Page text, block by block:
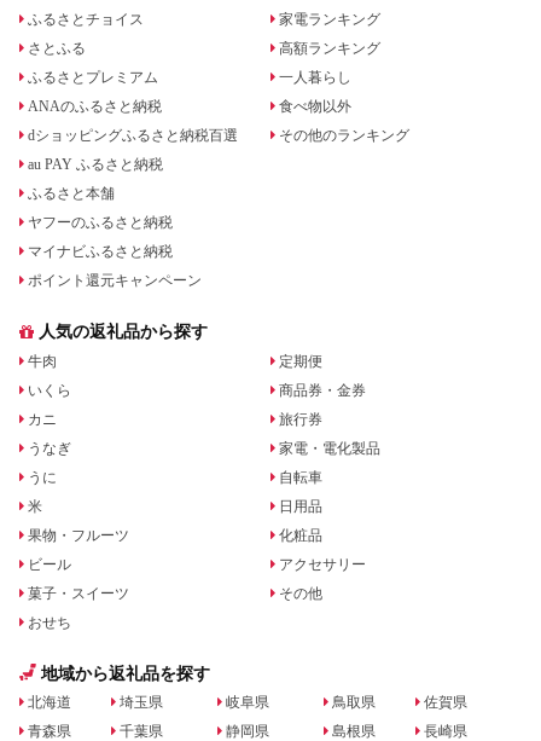
ふるさとチョイス
さとふる
ふるさとプレミアム
ANAのふるさと納税
dショッピングふるさと納税百選
au PAY ふるさと納税
ふるさと本舗
ヤフーのふるさと納税
マイナビふるさと納税
ポイント還元キャンペーン
家電ランキング
高額ランキング
一人暮らし
食べ物以外
その他のランキング
人気の返礼品から探す
牛肉
いくら
カニ
うなぎ
うに
米
果物・フルーツ
ビール
菓子・スイーツ
おせち
定期便
商品券・金券
旅行券
家電・電化製品
自転車
日用品
化粧品
アクセサリー
その他
地域から返礼品を探す
北海道
青森県
埼玉県
千葉県
岐阜県
静岡県
鳥取県
島根県
佐賀県
長崎県